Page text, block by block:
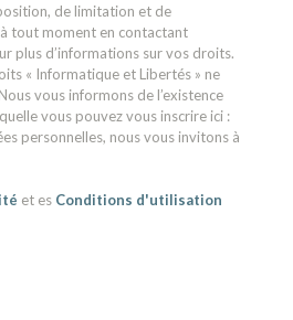
de limitation et de
tout moment en contactant
plus d’informations sur vos droits.
« Informatique et Libertés » ne
vous informons de l’existence
vous pouvez vous inscrire ici :
personnelles, nous vous invitons à
et es Conditions d'utilisation